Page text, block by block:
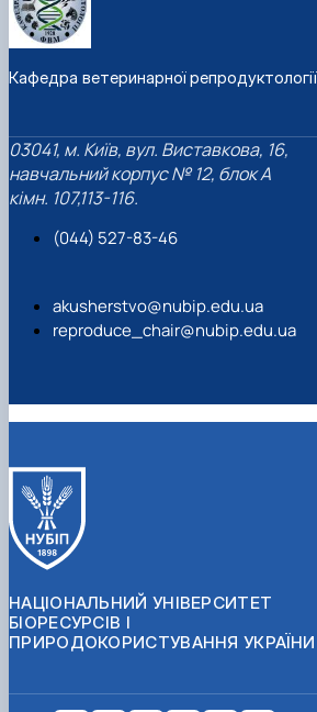
Кафедра ветеринарної репродуктології
03041, м. Київ, вул. Виставкова, 16,
навчальний корпус № 12, блок А
кімн. 107,113-116.
(044) 527-83-46
akusherstvo@nubip.edu.ua
reproduce_chair@nubip.edu.ua
НАЦІОНАЛЬНИЙ УНІВЕРСИТЕТ
БІОРЕСУРСІВ І
ПРИРОДОКОРИСТУВАННЯ УКРАЇНИ